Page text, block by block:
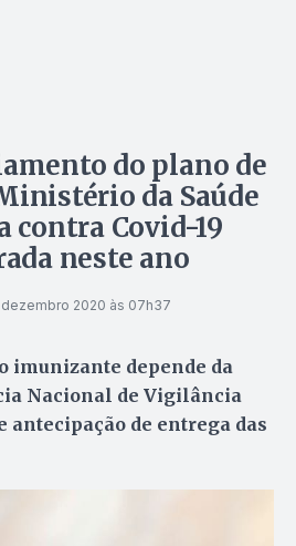
do plano de
da Saúde
contra Covid-19
neste ano
dezembro 2020 às 07h37
imunizante depende da
Nacional de Vigilância
antecipação de entrega das